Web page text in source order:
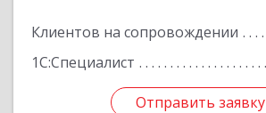
Клиентов на сопровождении
1С:Специалист
Отправить заявку
Отправить заявку